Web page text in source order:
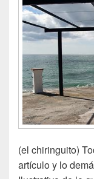
(el chiringuito)
artículo y lo